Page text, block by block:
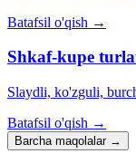
Batafsil o'qish →
Shkaf-kupe
Slaydli, ko'zguli,
Batafsil o'qish →
Barcha maqolalar→